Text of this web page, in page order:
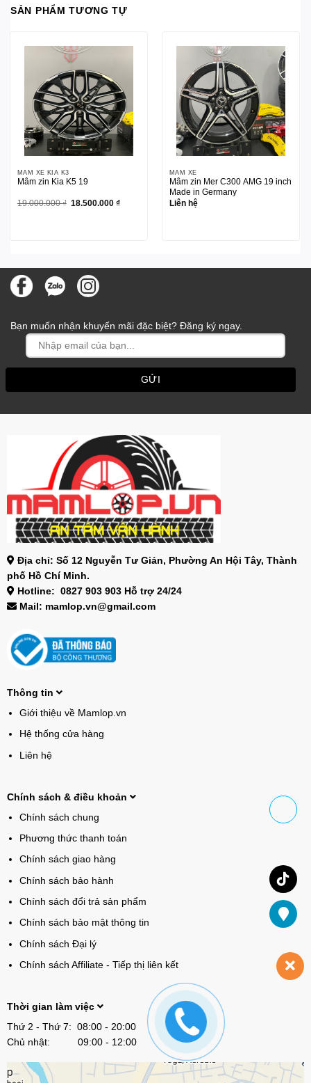
SẢN PHẨM TƯƠNG TỰ
MÂM XE KIA K3
Mâm zin Kia K5 19
19.000.000₫ Giá
18.500.000₫Giá
MÂM XE
Mâm zin Mer C300 AMG 19 inch
Made in Germany
Liên hệ
Bạn muốn nhận khuyến mãi đặc biệt? Đăng ký ngay.
Địa chỉ: Số 12 Nguyễn Tư Giản, Phường An Hội Tây, Thành
phố Hồ Chí Minh.
Hotline: 0827 903 903 Hỗ trợ 24/24
Mail: mamlop.vn@gmail.com
Thông tin
Giới thiệu về Mamlop.vn
Hệ thống cửa hàng
Liên hệ
Chính sách & điều khoản
Chính sách chung
Phương thức thanh toán
Chính sách giao hàng
Chính sách bảo hành
Chính sách đổi trả sản phẩm
Chính sách bảo mật thông tin
Chính sách Đại lý
Chính sách Affiliate - Tiếp thị liên kết
Thời gian làm việc
Thứ 2 - Thứ 7: 08:00 - 20:00
Chủ nhật: 09:00 - 12:00